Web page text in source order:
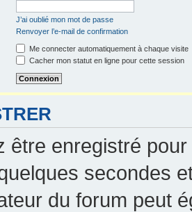
J’ai oublié mon mot de passe
Renvoyer l’e-mail de confirmation
Me connecter automatiquement à chaque visite
Cacher mon statut en ligne pour cette session
être enregistré
secondes
du forum peut